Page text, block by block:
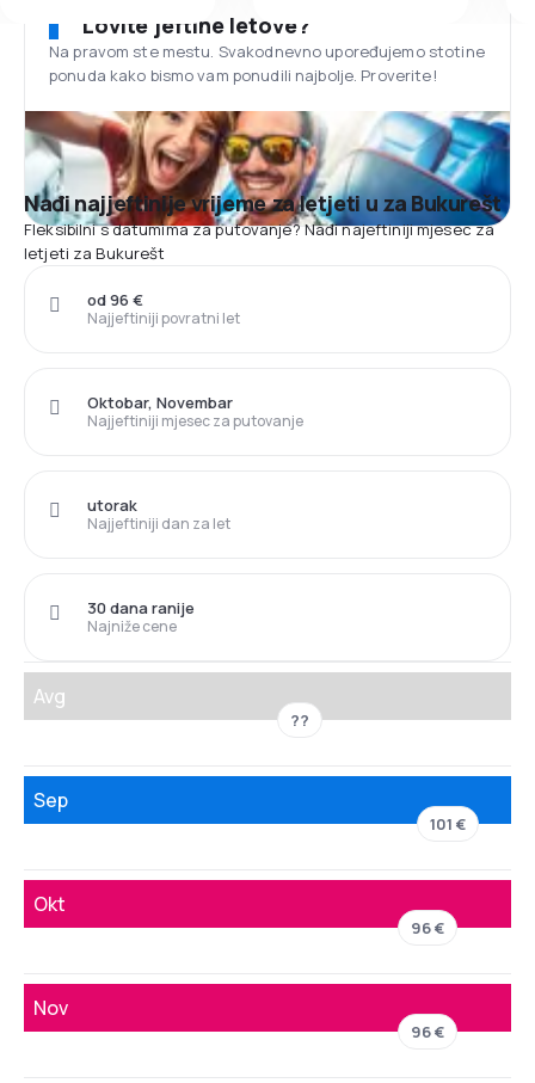
Lovite jeftine letove?
Na pravom ste mestu. Svakodnevno upoređujemo stotine
ponuda kako bismo vam ponudili najbolje. Proverite!
Nađi najjeftinije vrijeme za letjeti u za Bukurešt
Fleksibilni s datumima za putovanje? Nađi najeftiniji mjesec za
letjeti za Bukurešt
Najjeftiniji povratni let
od 96 €
Najjeftiniji mjesec za putovanje
Oktobar, Novembar
Najjeftiniji dan za let
utorak
Najniže cene
30 dana ranije
Avg
??
Sep
101 €
Okt
96 €
Nov
96 €